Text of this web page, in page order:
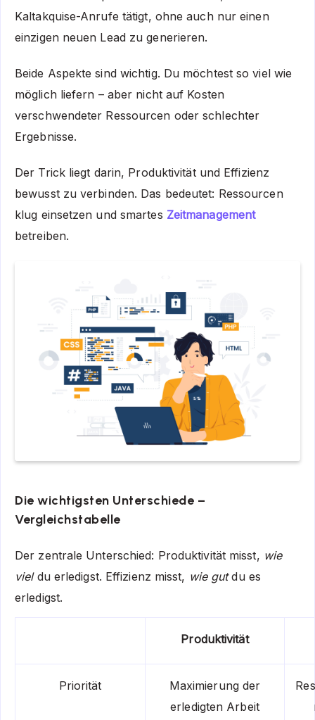
Kaltakquise-Anrufe tätigt, ohne auch nur einen
einzigen neuen Lead zu generieren.
Beide Aspekte sind wichtig. Du möchtest so viel wie
möglich liefern – aber nicht auf Kosten
verschwendeter Ressourcen oder schlechter
Ergebnisse.
Der Trick liegt darin, Produktivität und Effizienz
bewusst zu verbinden. Das bedeutet: Ressourcen
klug einsetzen und smartes Zeitmanagement
betreiben.
Die wichtigsten Unterschiede –
Vergleichstabelle
Der zentrale Unterschied: Produktivität misst, wie
vieldu erledigst. Effizienz misst, wie gutdu es
erledigst.
Produktivität
Priorität
Maximierung der
erledigten Arbeit